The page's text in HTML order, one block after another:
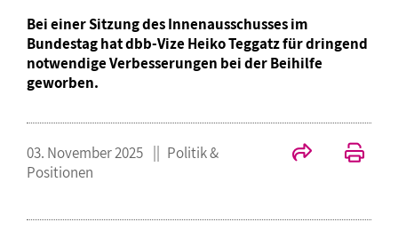
Bei einer Sitzung des Innenausschusses im
Bundestag hat dbb-Vize Heiko Teggatz für dringend
notwendige Verbesserungen bei der Beihilfe
geworben.
03. November 2025
Politik &
Positionen